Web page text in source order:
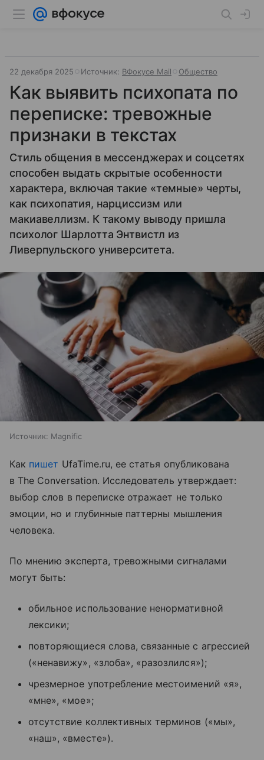
22 декабря 2025 Источник: ВФокусе Mail Общество
Как выявить психопата по
переписке: тревожные
признаки в текстах
Стиль общения в мессенджерах и соцсетях
способен выдать скрытые особенности
характера, включая такие «темные» черты,
как психопатия, нарциссизм или
макиавеллизм. К такому выводу пришла
психолог Шарлотта Энтвистл из
Ливерпульского университета.
Источник: Magnific
Как пишет UfaTime.ru, ее статья опубликована
в The Conversation. Исследователь утверждает:
выбор слов в переписке отражает не только
эмоции, но и глубинные паттерны мышления
человека.
По мнению эксперта, тревожными сигналами
могут быть:
обильное использование ненормативной
лексики;
повторяющиеся слова, связанные с агрессией
(«ненавижу», «злоба», «разозлился»);
чрезмерное употребление местоимений «я»,
«мне», «мое»;
отсутствие коллективных терминов («мы»,
«наш», «вместе»).